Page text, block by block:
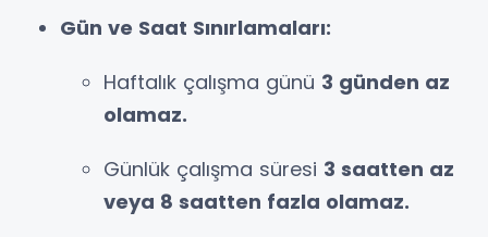
Gün ve Saat Sınırlamaları:
Haftalık çalışma günü 3 günden az
olamaz.
Günlük çalışma süresi 3 saatten az
veya 8 saatten fazla olamaz.